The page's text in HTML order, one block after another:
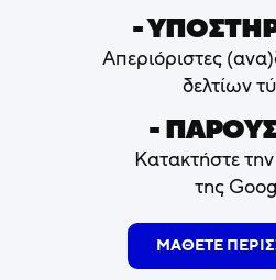
-
Απεριόριστες
δελτίων
-
Κατακτήστε την
της
ΜΑΘΕΤΕ